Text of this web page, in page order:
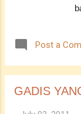
Post a
GADIS